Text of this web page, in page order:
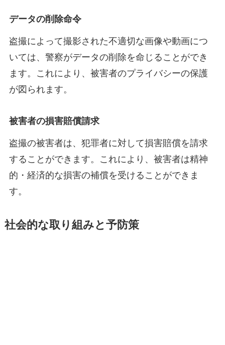
データの削除命令
盗撮によって撮影された不適切な画像や動画につ
いては、警察がデータの削除を命じることができ
ます。これにより、被害者のプライバシーの保護
が図られます。
被害者の損害賠償請求
盗撮の被害者は、犯罪者に対して損害賠償を請求
することができます。これにより、被害者は精神
的・経済的な損害の補償を受けることができま
す。
社会的な取り組みと予防策